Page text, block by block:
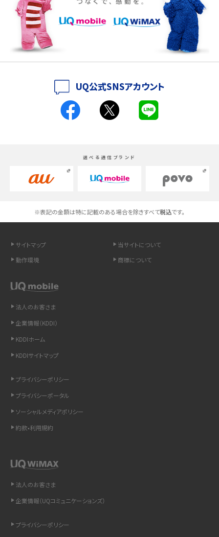
iPhone 16eとiPhone 14を徹底比較！スペック・機能の違いをわかりやすく紹介
iPhone 16シリーズのモデルを比較！価格・サイズ・カメラ性能の違いを徹底解説
iPhone 16とiPhone 15の違いは？カメラ・スペック・機能を徹底比較
スマホが高い理由は？購入費用を抑える方法や端末を選ぶ時の注意点を解説！
高校生にスマホ制限は必要？所持率やメリット・デメリットを詳しく紹介
スマホのネット通信速度が遅い原因は？すぐできる対処法や見直すポイントを解
iCloudの使用容量を減らす9つの方法！使用状況の確認手順も紹介
インスタのDMの送り方は？便利機能の使い方や注意点をわかりやすく解説
「iPhoneを探す」の使い方と設定方法を紹介！ブラウザやアプリから探す方法を
詳しく解説
Wi-Fiを快適に使うための速度はどれくらい？用途別の目安・回線ごとの平均を
UQ公式SNSアカウント
選べる通信ブランド
※表記の金額は特に記載のある場合を除きすべて税込です。
サイトマップ
当サイトについて
動作環境
商標について
法人のお客さま
企業情報（KDDI）
KDDIホーム
KDDIサイトマップ
プライバシーポリシー
プライバシーポータル
ソーシャルメディアポリシー
約款•利用規約
法人のお客さま
企業情報（UQコミュニケーションズ）
プライバシーポリシー